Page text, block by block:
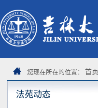
您现在所在的位置： 首页
法苑动态